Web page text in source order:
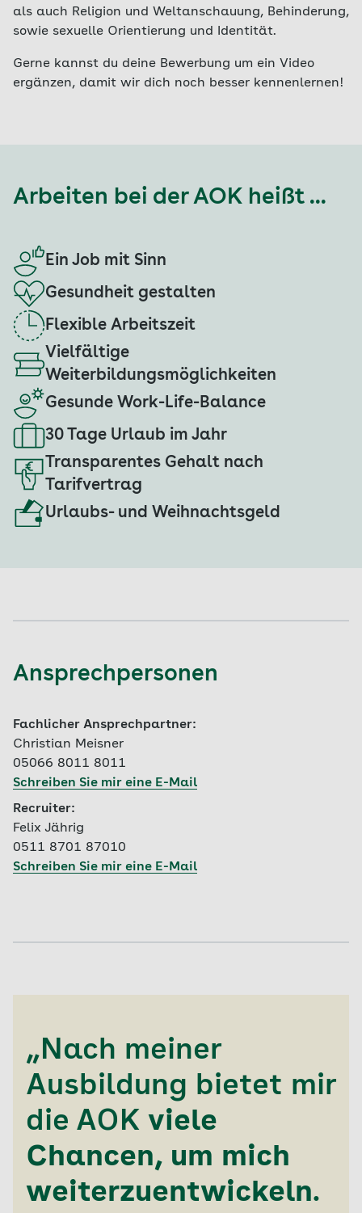
als auch Religion und Weltanschauung, Behinderung,
sowie sexuelle Orientierung und Identität.
Gerne kannst du deine Bewerbung um ein Video
ergänzen, damit wir dich noch besser kennenlernen!
Arbeiten bei der AOK heißt ...
Ein Job mit Sinn
Gesundheit gestalten
Flexible Arbeitszeit
Vielfältige
Weiterbildungsmöglichkeiten
Gesunde Work-Life-Balance
30 Tage Urlaub im Jahr
Transparentes Gehalt nach
Tarifvertrag
Urlaubs- und Weihnachtsgeld
Ansprechpersonen
Fachlicher Ansprechpartner:
Christian Meisner
05066 8011 8011
Schreiben Sie mir eine E-Mail
Recruiter:
Felix Jährig
0511 8701 87010
Schreiben Sie mir eine E-Mail
„Nach meiner
Ausbildung bietet mir
die AOK viele
Chancen, um mich
weiterzuentwickeln.